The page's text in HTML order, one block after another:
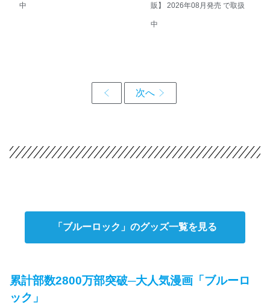
中 販】 2026年08月発売 で取扱
中
「ブルーロック」のグッズ一覧を見る
累計部数2800万部突破─大人気漫画「ブルーロ
ック」